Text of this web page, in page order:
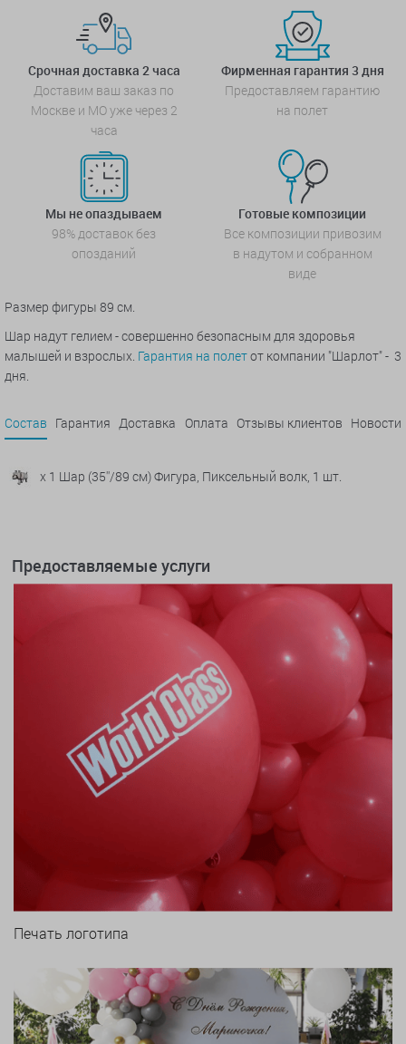
Срочная доставка 2 часа
Доставим ваш заказ по
Москве и МО уже через 2
часа
Фирменная гарантия 3 дня
Предоставляем гарантию
на полет
Мы не опаздываем
98% доставок без
опозданий
Готовые композиции
Все композиции привозим
в надутом и собранном
виде
Размер фигуры 89 см.
Шар надут гелием - совершенно безопасным для здоровья
малышей и взрослых. Гарантия на полетот компании "Шарлот" - 3
дня.
Состав Гарантия Доставка Оплата Отзывы клиентов Новости
x 1 Шар (35''/89 см) Фигура, Пиксельный волк, 1 шт.
Предоставляемые услуги
Печать логотипа